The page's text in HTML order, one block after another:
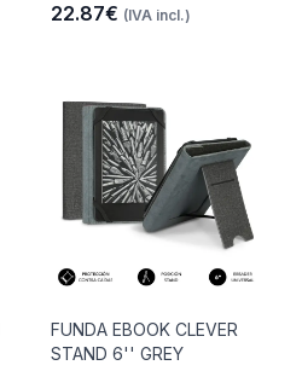
22.87€ (IVA incl.)
FUNDA EBOOK CLEVER
STAND 6'' GREY